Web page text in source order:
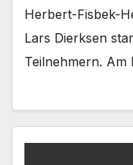
Herbert-Fisbek-
Lars Dierksen
Teilnehmern. Am